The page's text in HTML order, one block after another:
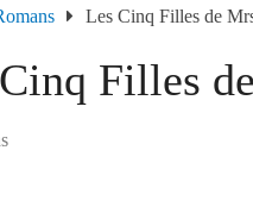
Les Cinq Filles de
Filles